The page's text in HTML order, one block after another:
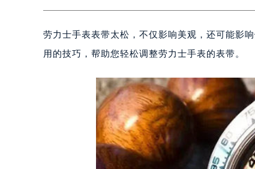
劳力士手表表带太松，不仅影响美观，还可能影
用的技巧，帮助您轻松调整劳力士手表的表带。